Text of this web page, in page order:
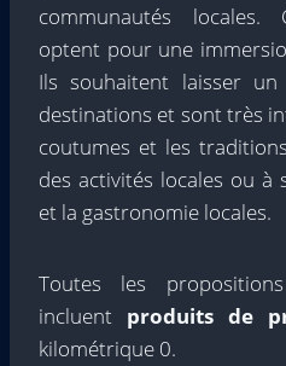
communautés
optent pour une
Ils souhaitent laisser
destinations et sont très
coutumes et les
des activités locales ou à
et la gastronomie locales.
Toutes les
incluent produits de
kilométrique 0.